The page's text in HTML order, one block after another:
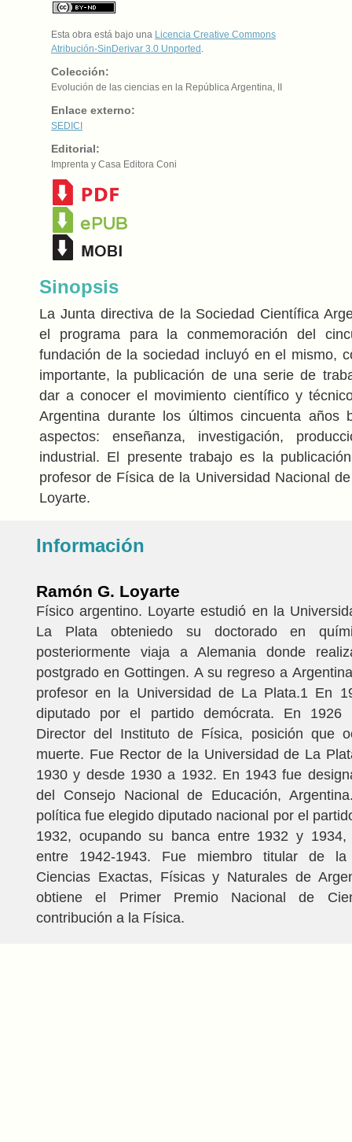
Esta obra está bajo una Licencia Creative Commons
Atribución-SinDerivar 3.0 Unported
Colección:
Evolución de las ciencias en la República Argentina, II
Enlace externo:
SEDICI
Editorial:
Imprenta y Casa Editora Coni
Sinopsis
La Junta directiva de la Sociedad Científica
el programa para la conmemoración del
fundación de la sociedad incluyó en el mismo,
importante, la publicación de una serie de
dar a conocer el movimiento científico y
Argentina durante los últimos cincuenta años
aspectos: enseñanza, investigación,
industrial. El presente trabajo es la
profesor de Física de la Universidad Nacional
Loyarte.
Información
Ramón G. Loyarte
Físico argentino. Loyarte estudió en la
La Plata obteniedo su doctorado en
posteriormente viaja a Alemania donde
postgrado en Gottingen. A su regreso a
profesor en la Universidad de La Plata.1 En
diputado por el partido demócrata. En 1926
Director del Instituto de Física, posición que
muerte. Fue Rector de la Universidad de La
1930 y desde 1930 a 1932. En 1943 fue
del Consejo Nacional de Educación,
política fue elegido diputado nacional por el
1932, ocupando su banca entre 1932 y 1934,
entre 1942-1943. Fue miembro titular de la
Ciencias Exactas, Físicas y Naturales de
obtiene el Primer Premio Nacional de
contribución a la Física.